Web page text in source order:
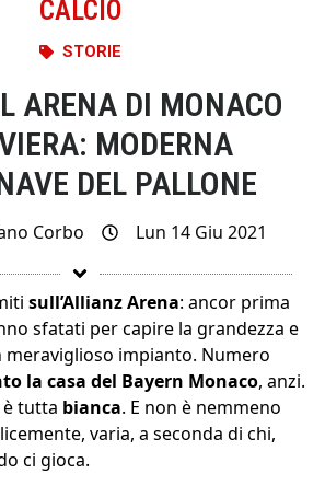
CALCIO
STORIE
ARENA DI MONACO
MODERNA
DEL PALLONE
Corbo Lun 14 Giu 2021
sull’Allianz Arena: ancor prima
sfatati per capire la grandezza e
meraviglioso impianto. Numero
la casa del Bayern Monaco, anzi.
tutta bianca. E non è nemmeno
varia, a seconda di chi,
ci gioca.